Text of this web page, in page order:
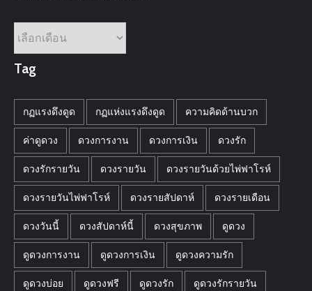
คลัง
ตาม
เดือน
Tag
กฏแรงดึงดูด กฏแห่งแรงดึงดูด ความคิดด้านบวก
ค่าดูดวง ดวงการงาน ดวงการเงิน ดวงรัก
ดวงรักรายวัน ดวงรายวัน ดวงรายวันด้วยไพ่ฟาโรห์
ดวงรายวันไพ่ฟาโรห์ ดวงรายสัปดาห์ ดวงรายเดือน
ดวงวันนี้ ดวงสัปดาห์นี้ ดวงสุขภาพ ดูดวง
ดูดวงการงาน ดูดวงการเงิน ดูดวงความรัก
ดูดวงบ่อย ดูดวงฟรี ดูดวงรัก ดูดวงรักรายวัน